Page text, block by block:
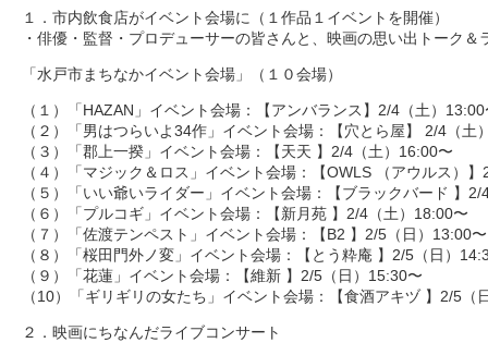
１．市内飲食店がイベント会場に（１作品１イベントを開催）
・俳優・監督・プロデューサーの皆さんと、映画の思い出トーク＆
「水戸市まちなかイベント会場」（１０会場）
（１）「HAZAN」イベント会場：【アンバランス】2/4（土）13:00
（２）「男はつらいよ34作」イベント会場：【穴とら屋】 2/4（土
（３）「郡上一揆」イベント会場：【天天 】2/4（土）16:00〜
（４）「マジック＆ロス」イベント会場：【OWLS （アウルス）
（５）「いい爺いライダー」イベント会場：【ブラックバード 】
（６）「プルコギ」イベント会場：【新月苑 】2/4（土）18:00〜
（７）「佐渡テンペスト」イベント会場：【B2 】2/5（日）13:00〜
（８）「桜田門外ノ変」イベント会場：【とう粋庵 】2/5（日）
（９）「花蓮」イベント会場：【維新 】2/5（日）15:30〜
（10）「ギリギリの女たち」イベント会場：【食酒アキヅ 】2/5（
２．映画にちなんだライブコンサート